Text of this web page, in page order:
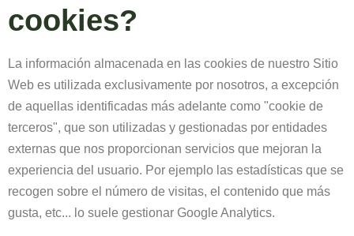
cookies?
La información almacenada en las cookies de nuestro Sitio
Web es utilizada exclusivamente por nosotros, a excepción
de aquellas identificadas más adelante como "cookie de
terceros", que son utilizadas y gestionadas por entidades
externas que nos proporcionan servicios que mejoran la
experiencia del usuario. Por ejemplo las estadísticas que se
recogen sobre el número de visitas, el contenido que más
gusta, etc... lo suele gestionar Google Analytics.